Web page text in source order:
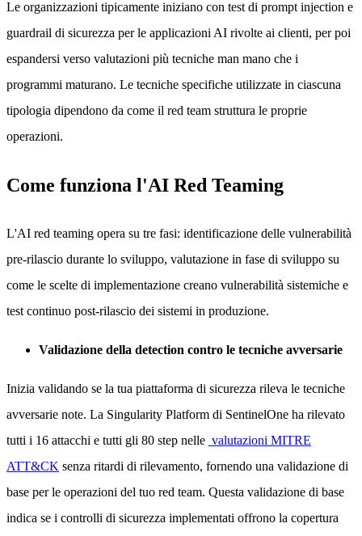
Le organizzazioni tipicamente iniziano con test di prompt injection e
guardrail di sicurezza per le applicazioni AI rivolte ai clienti, per poi
espandersi verso valutazioni più tecniche man mano che i
programmi maturano. Le tecniche specifiche utilizzate in ciascuna
tipologia dipendono da come il red team struttura le proprie
operazioni.
Come funziona l'AI Red Teaming
L'AI red teaming opera su tre fasi: identificazione delle vulnerabilità
pre-rilascio durante lo sviluppo, valutazione in fase di sviluppo su
come le scelte di implementazione creano vulnerabilità sistemiche e
test continuo post-rilascio dei sistemi in produzione.
Validazione della detection contro le tecniche avversarie
Inizia validando se la tua piattaforma di sicurezza rileva le tecniche
avversarie note. La Singularity Platform di SentinelOne ha rilevato
tutti i 16 attacchi e tutti gli 80 step nelle valutazioni MITRE
ATT&CK senza ritardi di rilevamento, fornendo una validazione di
base per le operazioni del tuo red team. Questa validazione di base
indica se i controlli di sicurezza implementati offrono la copertura